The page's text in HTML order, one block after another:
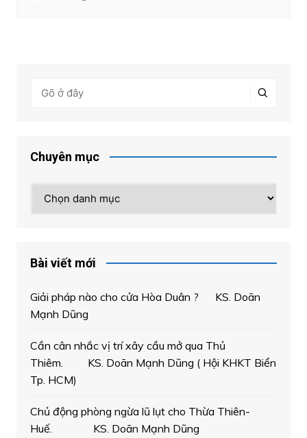
Chuyên mục
mục
Bài viết mới
Giải pháp nào cho cửa Hòa Duân ? KS. Doãn
Mạnh Dũng
Cần cân nhắc vị trí xây cầu mở qua Thủ
Thiêm. KS. Doãn Mạnh Dũng ( Hội KHKT Biển
Tp. HCM)
Chủ động phòng ngừa lũ lụt cho Thừa Thiên-
Huế. KS. Doãn Mạnh Dũng